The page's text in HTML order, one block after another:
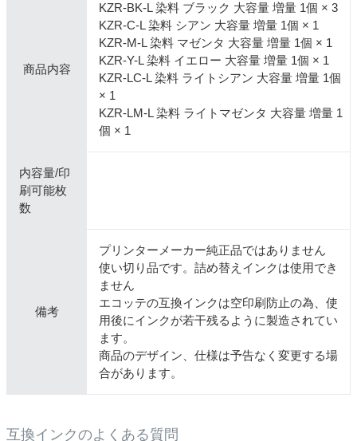
商品内容
KZR-BK-L 染料 ブラック 大容量 増量 1個 × 3
KZR-C-L 染料 シアン 大容量 増量 1個 × 1
KZR-M-L 染料 マゼンタ 大容量 増量 1個 × 1
KZR-Y-L 染料 イエロー 大容量 増量 1個 × 1
KZR-LC-L 染料 ライトシアン 大容量 増量 1個
× 1
KZR-LM-L 染料 ライトマゼンタ 大容量 増量 1
個 × 1
内容量/印
刷可能枚
数
備考
プリンターメーカー純正品ではありません
使い切り品です。詰め替えインクは使用でき
ません
エコッテの互換インクは空印刷防止の為、使
用後にインクが若干残るように製造されてい
ます。
商品のデザイン、仕様は予告なく変更する場
合があります。
互換インクのよくある質問